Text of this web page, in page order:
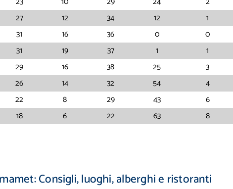
27 12 34 12
1
31 16 36 0
0
31 19 37 1
1
29 16 38 25
3
26 14 32 54
4
22 8 29 43
6
18 6 22 63 8
Consigli, luoghi, alberghi e ristoranti